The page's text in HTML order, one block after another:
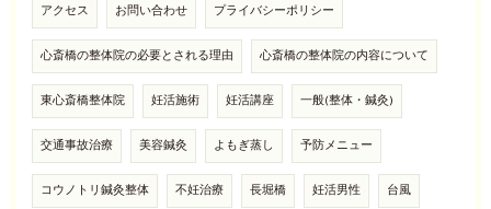
アクセス お問い合わせ プライバシーポリシー
心斎橋の整体院の必要とされる理由 心斎橋の整体院の内容について
東心斎橋整体院 妊活施術 妊活講座 一般(整体・鍼灸)
交通事故治療 美容鍼灸 よもぎ蒸し 予防メニュー
コウノトリ鍼灸整体 不妊治療 長堀橋 妊活男性 台風